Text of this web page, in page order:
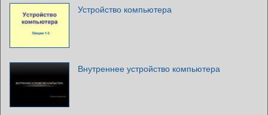
Устройство компьютера
Внутреннее устройство компьютера